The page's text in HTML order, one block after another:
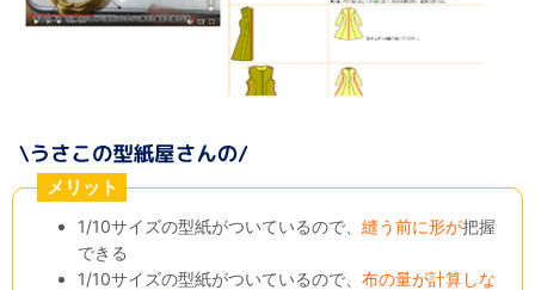
メリット
1/10サイズの型紙がついているので、縫う前に形が把握
できる
1/10サイズの型紙がついているので、布の量が計算しな